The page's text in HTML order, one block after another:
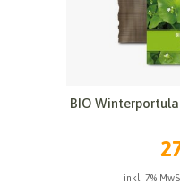
BIO
inkl. 7%